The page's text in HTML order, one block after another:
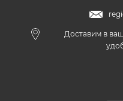
Доставим в